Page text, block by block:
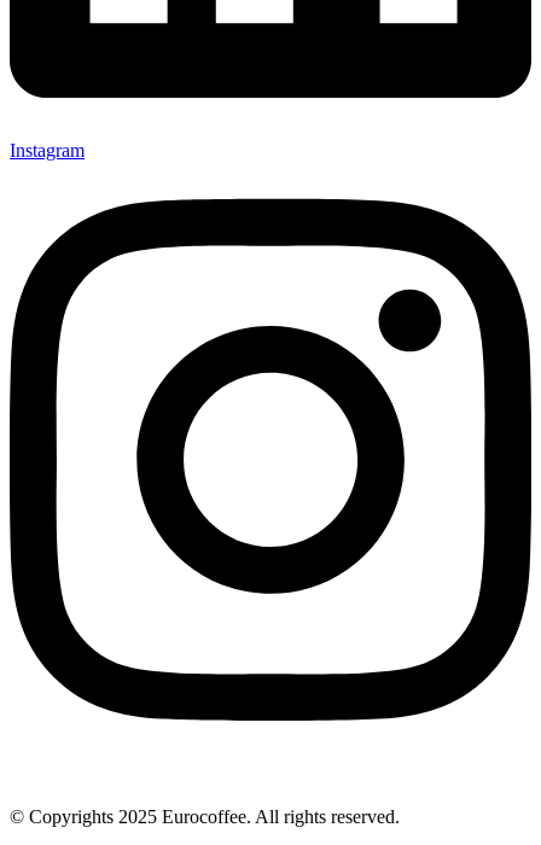
Instagram
© Copyrights 2025 Eurocoffee. All rights reserved.